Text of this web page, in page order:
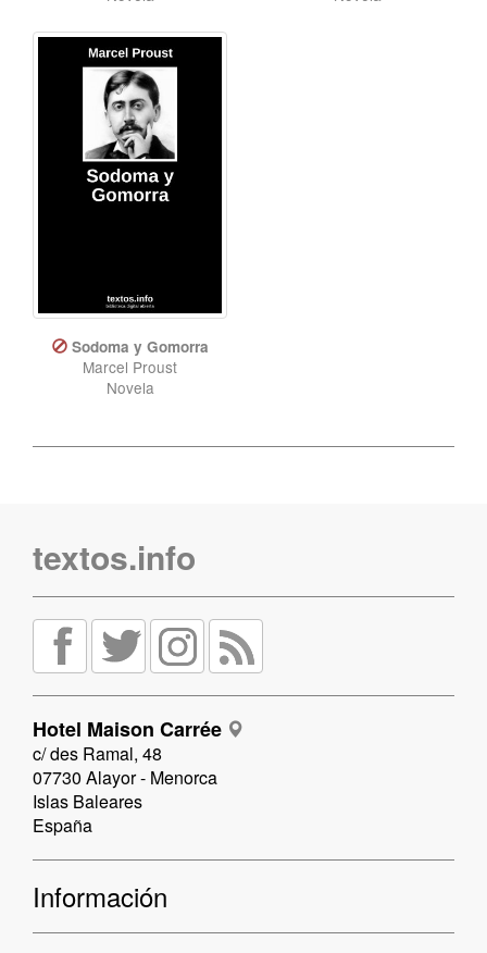
Sodoma y Gomorra
Marcel Proust
Novela
textos.info
Hotel Maison Carrée
c/ des Ramal, 48
07730 Alayor - Menorca
Islas Baleares
España
Información